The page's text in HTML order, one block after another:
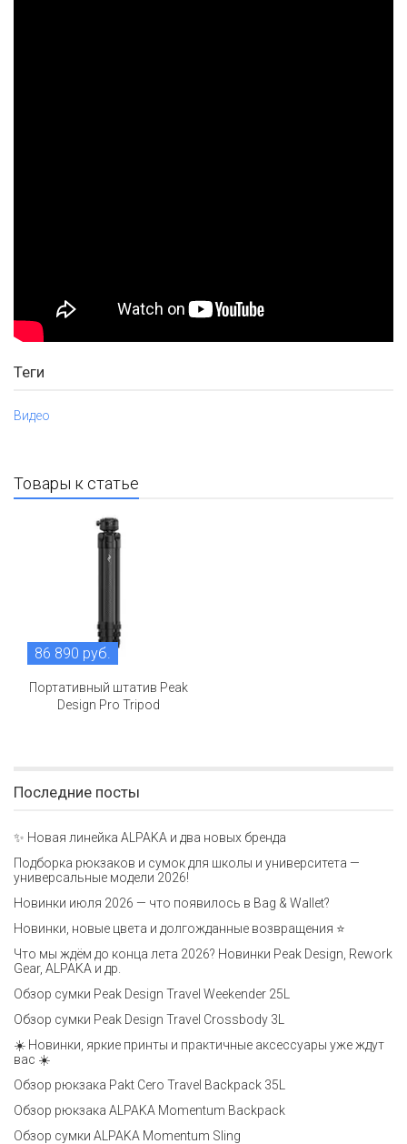
Теги
Видео
Товары к статье
86 890 руб.
Портативный штатив Peak
Design Pro Tripod
Последние посты
✨ Новая линейка ALPAKA и два новых бренда
Подборка рюкзаков и сумок для школы и университета —
универсальные модели 2026!
Новинки июля 2026 — что появилось в Bag & Wallet?
Новинки, новые цвета и долгожданные возвращения ⭐️
Что мы ждём до конца лета 2026? Новинки Peak Design, Rework
Gear, ALPAKA и др.
Обзор сумки Peak Design Travel Weekender 25L
Обзор сумки Peak Design Travel Crossbody 3L
☀️ Новинки, яркие принты и практичные аксессуары уже ждут
вас ☀️
Обзор рюкзака Pakt Cero Travel Backpack 35L
Обзор рюкзака ALPAKA Momentum Backpack
Обзор сумки ALPAKA Momentum Sling